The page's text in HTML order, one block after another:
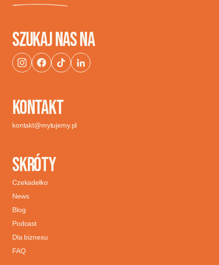
SZUKAJ NAS NA
KONTAKT
kontakt@mytujemy.pl
SKRÓTY
Czekadełko
News
Blog
Podcast
Dla biznesu
FAQ